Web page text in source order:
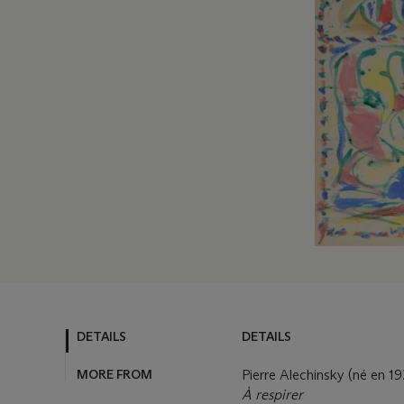
DETAILS
MORE FROM
DETAILS
Pierre Alechinsky (né en
À respirer